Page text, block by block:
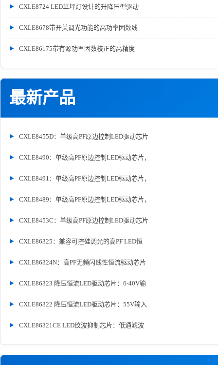
CXLE8724 LED草坪灯设计的升降压型驱动
CXLE8678带开关调光功能的高功率因数线
CXLE86175带有源功率因数校正的高精度
最新产品
CXLE8455D：单级高PF原边控制LED驱动芯片
CXLE8490：单级高PF原边控制LED驱动芯片，
CXLE8491：单级高PF原边控制LED驱动芯片，
CXLE8489：单级高PF原边控制LED驱动芯片，
CXLE8453C：单级高PF原边控制LED驱动芯片
CXLE86325：兼容可控硅调光的高PF LED恒
CXLE86324N：高PF无频闪线性恒流驱动芯片
CXLE86323 降压恒流LED驱动芯片：6-40V输
CXLE86322 降压恒流LED驱动芯片：55V输入
CXLE86321CE LED纹波抑制芯片：低通滤波